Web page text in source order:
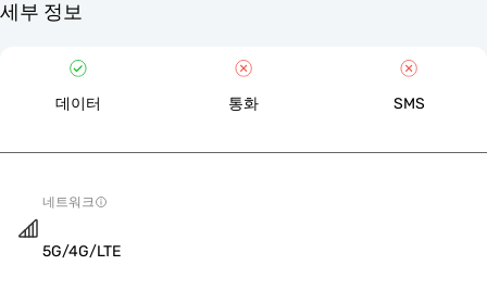
세부 정보
데이터 통화 SMS
네트워크
5G/4G/LTE